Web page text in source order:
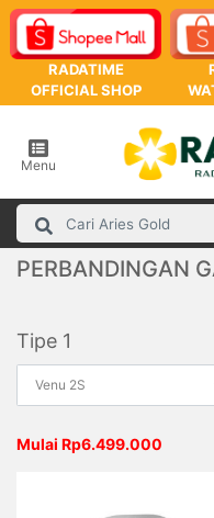
RADATIME
OFFICIAL SHOP
Menu
PERBANDINGAN
Tipe 1
Mulai Rp6.499.000